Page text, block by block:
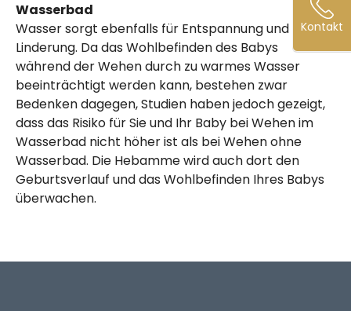
Kontakt
Kontakt
Wasserbad
Wasser sorgt ebenfalls für Entspannung und
Linderung. Da das Wohlbefinden des Babys
während der Wehen durch zu warmes Wasser
beeinträchtigt werden kann, bestehen zwar
Bedenken dagegen, Studien haben jedoch gezeigt,
dass das Risiko für Sie und Ihr Baby bei Wehen im
Wasserbad nicht höher ist als bei Wehen ohne
Wasserbad. Die Hebamme wird auch dort den
Geburtsverlauf und das Wohlbefinden Ihres Babys
überwachen.